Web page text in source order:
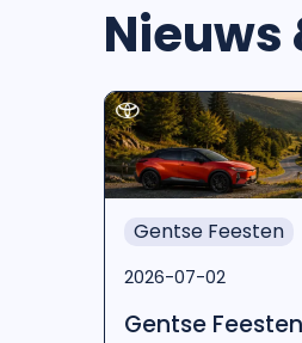
Nieuws
Gentse Feesten
2026-07-02
Gentse